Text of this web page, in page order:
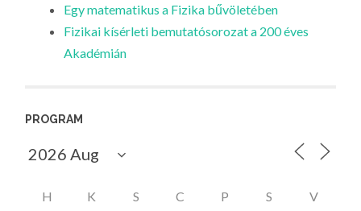
Egy matematikus a Fizika bűvöletében
Fizikai kísérleti bemutatósorozat a 200 éves
Akadémián
PROGRAM
H K S C P S V